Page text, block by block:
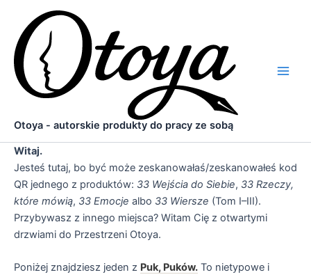
treści
Otoya - autorskie produkty do pracy ze sobą
Witaj.
Jesteś tutaj, bo być może zeskanowałaś/zeskanowałeś kod
QR jednego z produktów: 33 Wejścia do Siebie, 33 Rzeczy,
które mówią, 33 Emocje albo 33 Wiersze (Tom I–III).
Przybywasz z innego miejsca? Witam Cię z otwartymi
drzwiami do Przestrzeni Otoya.
Poniżej znajdziesz jeden z Puk, Puków. To nietypowe i